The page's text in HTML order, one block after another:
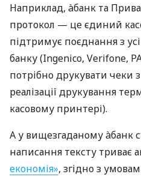
Наприклад, àбанк та
протокол — це єдиний
підтримує поєднання з
банку (Ingenico, Verifone,
потрібно друкувати чеки
реалізації друкування
касовому принтері).
А у вищезгаданому àбанк
написання тексту триває
економія», згідно з